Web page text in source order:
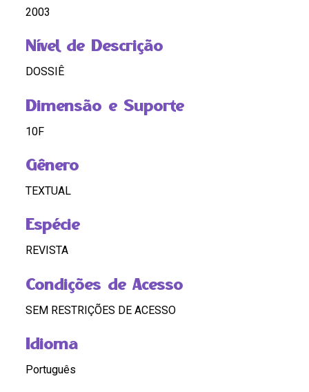
2003
Nível de Descrição
DOSSIÊ
Dimensão e Suporte
10F
Gênero
TEXTUAL
Espécie
REVISTA
Condições de Acesso
SEM RESTRIÇÕES DE ACESSO
Idioma
Português